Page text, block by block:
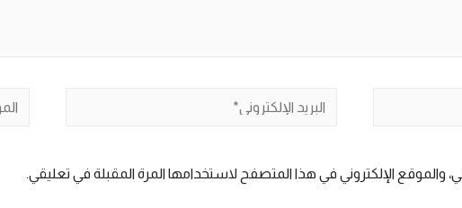
البريد
والموقع الإلكتروني في هذا المتصفح لاستخدامها المرة المقبلة في تعليقي.